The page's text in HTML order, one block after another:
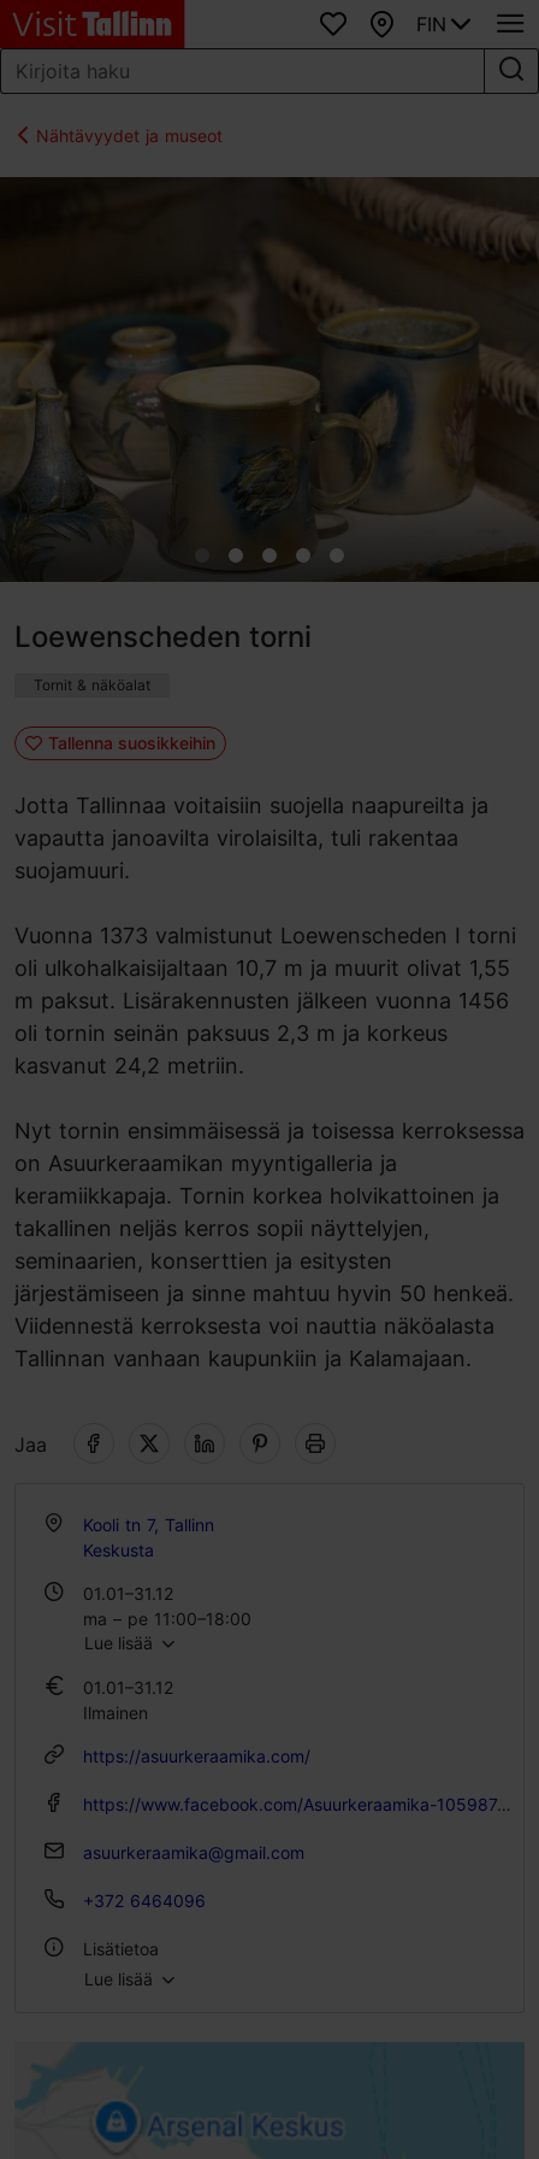
SuosikitKartta
FIN
Nähtävyydet ja museot
Loewenscheden torni
Tornit & näköalat
Tallenna suosikkeihin
Jotta Tallinnaa voitaisiin suojella naapureilta ja
vapautta janoavilta virolaisilta, tuli rakentaa
suojamuuri.
Vuonna 1373 valmistunut Loewenscheden I torni
oli ulkohalkaisijaltaan 10,7 m ja muurit olivat 1,55
m paksut. Lisärakennusten jälkeen vuonna 1456
oli tornin seinän paksuus 2,3 m ja korkeus
kasvanut 24,2 metriin.
Nyt tornin ensimmäisessä ja toisessa kerroksessa
on Asuurkeraamikan myyntigalleria ja
keramiikkapaja. Tornin korkea holvikattoinen ja
takallinen neljäs kerros sopii näyttelyjen,
seminaarien, konserttien ja esitysten
järjestämiseen ja sinne mahtuu hyvin 50 henkeä.
Viidennestä kerroksesta voi nauttia näköalasta
Tallinnan vanhaan kaupunkiin ja Kalamajaan.
Jaa
Kooli tn 7, Tallinn
Keskusta
01.01–31.12
ma – pe 11:00–18:00
la 11:00–15:00
Lue lisää
01.01–31.12
Ilmainen
https://asuurkeraamika.com/
https://www.facebook.com/Asuurkeraamika-105987469451169/
asuurkeraamika@gmail.com
+372 6464096
Lisätietoa
Lue lisää